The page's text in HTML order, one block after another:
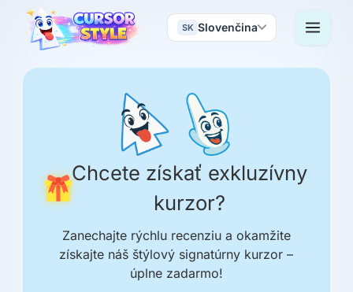
SK Slovenčina
Chcete získať exkluzívny
kurzor?
Zanechajte rýchlu recenziu a okamžite
získajte náš štýlový signatúrny kurzor –
úplne zadarmo!
niffy
me lo juras
genesini
no